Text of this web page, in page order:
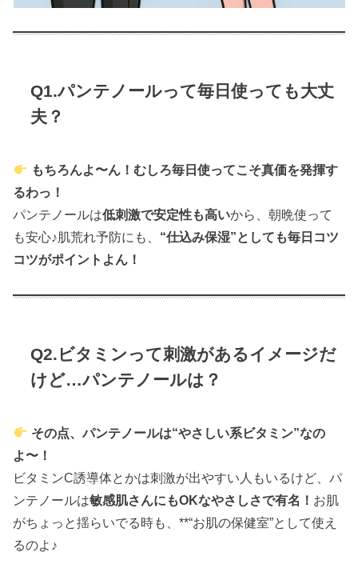
Q1.パンテノールって毎日使っても大丈
夫？
もちろんよ〜ん！むしろ毎日使ってこそ真価を発揮す
るわっ！
パンテノールは低刺激で安定性も高いから、朝晩使って
も安心♪肌荒れ予防にも、 “仕込み保湿”としても毎日コツ
コツがポイントよん！
Q2.ビタミンって刺激があるイメージだ
けど…パンテノールは？
その点、パンテノールは“やさしい系ビタミン”なの
よ〜！
ビタミンC誘導体とかは刺激が出やすい人もいるけど、パ
ンテノールは敏感肌さんにもOKなやさしさで有名！ お肌
がちょっと揺らいでる時も、**“お肌の保健室”として使え
るのよ♪